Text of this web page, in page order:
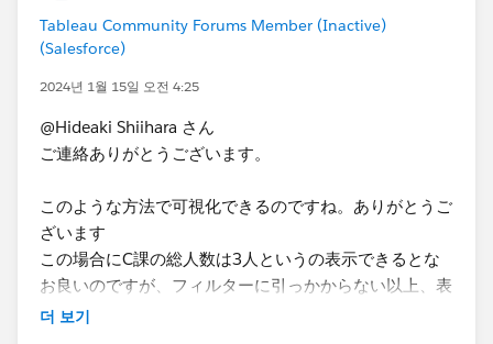
*If you get the best results from this exchange, I would
upvote.
Tableau Community Forums Member (Inactive)
(Salesforce)
2024년 1월 15일 오전 4:25
@Hideaki Shiihara さん
ご連絡ありがとうございます。
このような方法で可視化できるのですね。ありがとうご
ざいます
この場合にC課の総人数は3人というの表示できるとな
お良いのですが、フィルターに引っかからない以上、表
示させることは不可能でしょうか。総人数が多い部署が
더 보기